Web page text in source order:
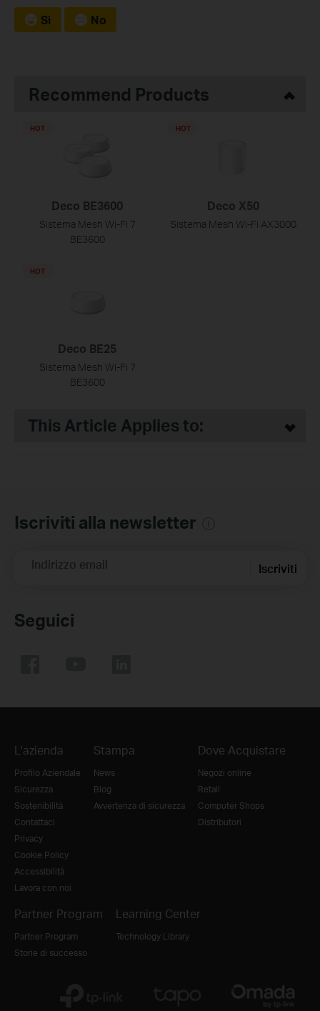
Sì No
Recommend Products
Deco BE3600
Sistema Mesh Wi-Fi 7
BE3600
HOT
Deco X50
Sistema Mesh Wi-Fi AX3000
HOT
Deco BE25
Sistema Mesh Wi-Fi 7
BE3600
HOT
This Article Applies to:
Iscriviti alla newsletter
Indirizzo email Iscriviti
Seguici
L'azienda
Profilo Aziendale
Sicurezza
Sostenibilità
Contattaci
Privacy
Cookie Policy
Accessibilità
Lavora con noi
Stampa
News
Blog
Avvertenza di sicurezza
Dove Acquistare
Negozi online
Retail
Computer Shops
Distributori
Partner Program
Partner Program
Storie di successo
Learning Center
Technology Library